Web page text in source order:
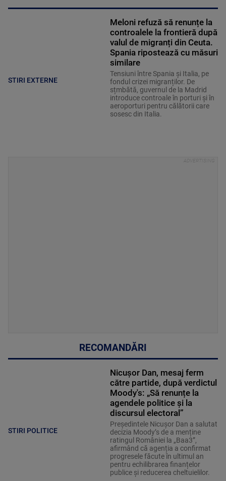
STIRI EXTERNE
Meloni refuză să renunțe la
controalele la frontieră după
valul de migranți din Ceuta.
Spania ripostează cu măsuri
similare
Tensiuni între Spania și Italia, pe
fondul crizei migranților. De
sțmbătă, guvernul de la Madrid
introduce controale în porturi și în
aeroporturi pentru călătorii care
sosesc din Italia.
RECOMANDĂRI
STIRI POLITICE
Nicușor Dan, mesaj ferm
către partide, după verdictul
Moody's: „Să renunțe la
agendele politice şi la
discursul electoral”
Președintele Nicușor Dan a salutat
decizia Moody’s de a menține
ratingul României la „Baa3”,
afirmând că agenția a confirmat
progresele făcute în ultimul an
pentru echilibrarea finanțelor
publice și reducerea cheltuielilor.